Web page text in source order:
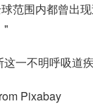
范围内都曾出
"
一不明呼吸道疾
Pixabay